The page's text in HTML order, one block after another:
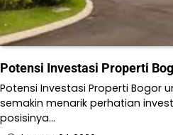
Potensi Investasi Properti
Potensi Investasi Properti Bogor
semakin menarik perhatian
posisinya…